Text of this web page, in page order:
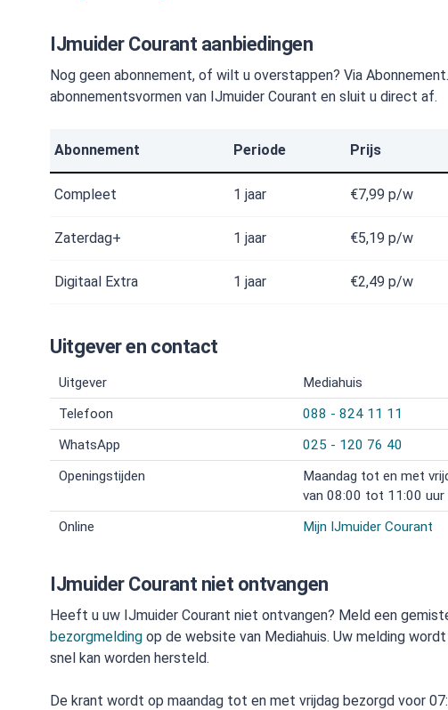
IJmuider Courant aanbiedingen
Nog geen abonnement, of wilt u overstappen? Via
abonnementsvormen van IJmuider Courant en sluit u direct af.
Abonnement Periode Prijs
Compleet 1 jaar €7,99 p/w
Zaterdag+ 1 jaar €5,19 p/w
Digitaal Extra 1 jaar €2,49 p/w
Uitgever en contact
Uitgever
Mediahuis
Telefoon
088 - 824 11 11
WhatsApp
025 - 120 76 40
Openingstijden
Maandag tot en met
van 08:00 tot 11:00 uur
Online
Mijn IJmuider Courant
IJmuider Courant niet ontvangen
Heeft u uw IJmuider Courant niet ontvangen? Meld een
bezorgmelding op de website van Mediahuis. Uw melding
snel kan worden hersteld.
De krant wordt op maandag tot en met vrijdag bezorgd voor